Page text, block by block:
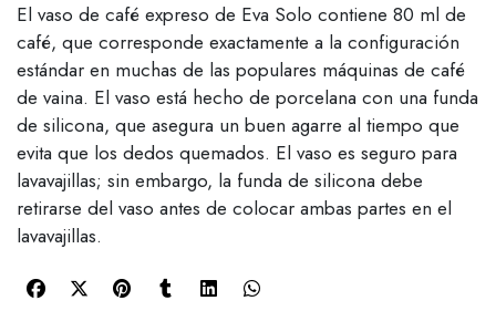
El vaso de café expreso de Eva Solo contiene 80 ml de
café, que corresponde exactamente a la configuración
estándar en muchas de las populares máquinas de café
de vaina. El vaso está hecho de porcelana con una funda
de silicona, que asegura un buen agarre al tiempo que
evita que los dedos quemados. El vaso es seguro para
lavavajillas; sin embargo, la funda de silicona debe
retirarse del vaso antes de colocar ambas partes en el
lavavajillas.